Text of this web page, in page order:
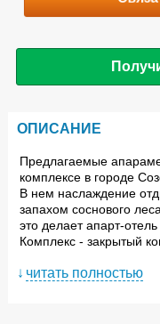
ОПИСАНИЕ
Предлагаемые
комплексе в городе
В нем наслаждение
запахом соснового
это делает апарт-
Комплекс - закрытый
"Каваци", всего в 3 км
читать полностью